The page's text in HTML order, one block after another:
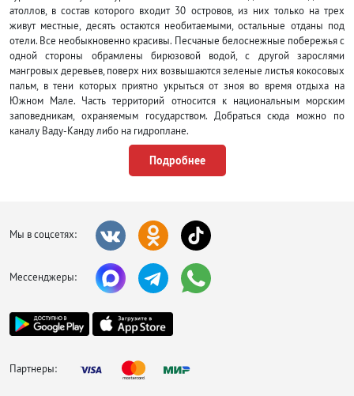
атоллов, в состав которого входит 30 островов, из них только на трех
живут местные, десять остаются необитаемыми, остальные отданы под
отели. Все необыкновенно красивы. Песчаные белоснежные побережья с
одной стороны обрамлены бирюзовой водой, с другой зарослями
мангровых деревьев, поверх них возвышаются зеленые листья кокосовых
пальм, в тени которых приятно укрыться от зноя во время отдыха на
Южном Мале. Часть территорий относится к национальным морским
заповедникам, охраняемым государством. Добраться сюда можно по
каналу Ваду-Канду либо на гидроплане.
Первое на что обращаешь внимание, приехав на Южный Мале это
потрясающие обустроенные пляжи, где здорово проводить время, купаясь
Чтобы сменить курортную атмосферу на дикую природу, нужно
отправиться на необитаемые острова, расположенные в лагуне Рихивели-
Отдых на Южном Мале нельзя отнести к категории очень дешевого. Но
высокий сервис, качество оказываемых услуг и невероятно красивая
обладает своей собственной «изюминкой», например, на Рихивели
лучший ресторан на воде, на Бияду веселая и довольно шумная
разных кухонь мира.
Подробнее
Мы в соцсетях:
Мессенджеры:
Партнеры: